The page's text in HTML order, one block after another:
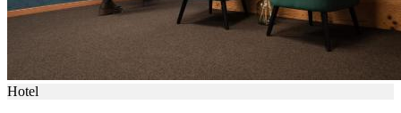
Hotel